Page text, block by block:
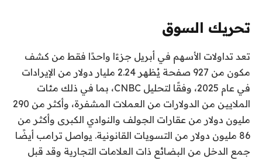
تحريك السوق
تعد تداولات الأسهم في أبريل جزءًا واحدًا فقط من كشف
مكون من 927 صفحة يُظهر 2.24 مليار دولار من الإيرادات
في عام 2025، وفقًا لتحليل CNBC، بما في ذلك مئات
الملايين من الدولارات من العملات المشفرة، وأكثر من 290
مليون دولار من عقارات الجولف والنوادي الكبرى وأكثر من
86 مليون دولار من التسويات القانونية. يواصل ترامب أيضًا
جمع الدخل من البضائع ذات العلامات التجارية وقد قبل